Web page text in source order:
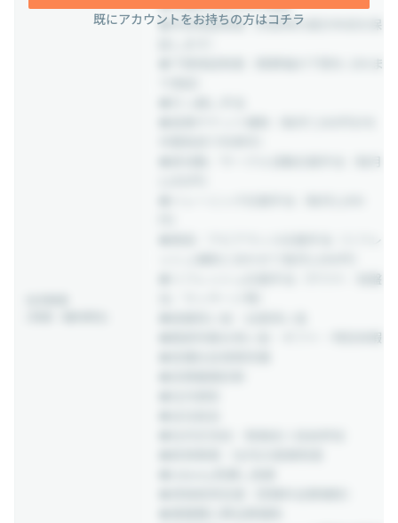
既にアカウントをお持ちの方はコチラ
◆待機時月給100％保証
◆年収保証制度（内定時の提示年収を保
◆下限保証制度（精算幅の下限を-20hま
◆リフレッシュ応援手当（サウナ／岩盤
◆勤続年数お祝い金・ギフト・特別休暇